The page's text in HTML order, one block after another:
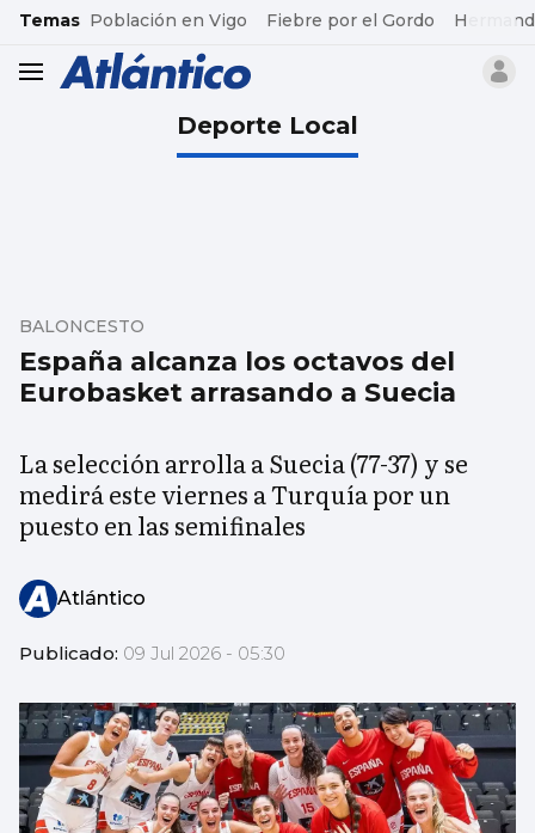
common.go-to-content
Temas Población en Vigo Fiebre por el Gordo
header.menu.open
Deporte Local
España alcanza los octavos del
Eurobasket arrasando a Suecia
BALONCESTO
La selección arrolla a Suecia (77-37) y se
medirá este viernes a Turquía por un
puesto en las semifinales
Atlántico
Publicado: 09 Jul 2026 - 05:30